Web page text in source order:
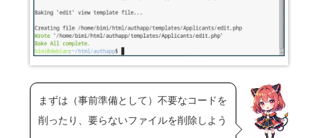
まずは（事前準備として）不要なコードを
削ったり、要らないファイルを削除しよう